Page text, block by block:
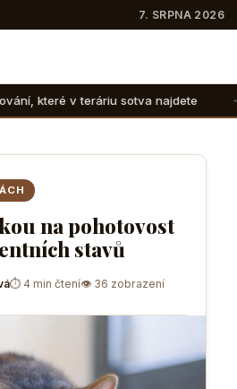
7. SRPNA 2026
najdete Suchozemské
na pohotovost
stavů
⏱ 4 min čtení👁 36 zobrazení